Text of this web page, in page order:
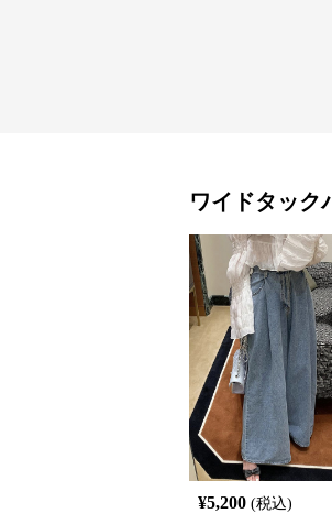
ワイドタック
¥5,200 (税込)